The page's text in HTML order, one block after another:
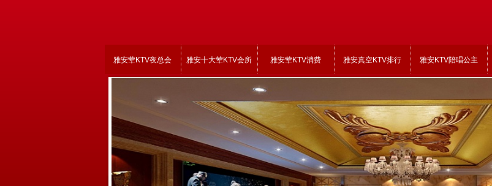
雅安荤KTV夜总会 雅安十大荤KTV会所 雅安荤KTV消费 雅安真空KTV排行 雅安KTV陪唱公主